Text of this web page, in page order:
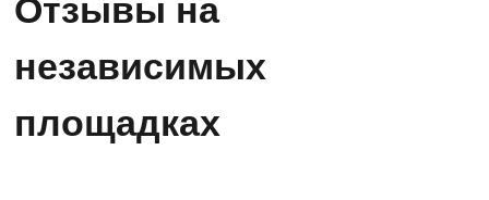
Отзывы на
независимых
площадках